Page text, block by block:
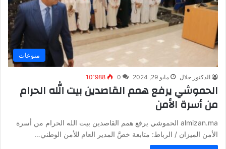
منوعات
الدكتور جلال مايو 29, 2024 0 10٬988
الحموشي يرفع همم القاصدين بيت الله الحرام
من أسرة الأمن
almizan.ma الحموشي يرفع همم القاصدين بيت الله الحرام من أسرة
الأمن الميزان / الرباط: متابعة خصَّ المدير العام للأمن الوطني…